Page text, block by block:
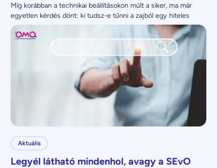
Míg korábban a technikai beállításokon múlt a siker, ma már
egyetlen kérdés dönt: ki tudsz-e tűnni a zajból egy hiteles
üzenettel?
Aktuális
Legyél látható mindenhol, avagy a SEvO